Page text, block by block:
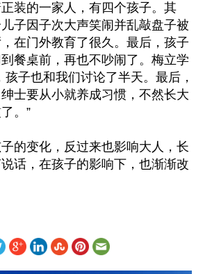
装的一家人，有四个孩子。其
子因子次大声笑闹并乱敲盘子被
在门外教育了很久。最后，孩子
餐桌前，再也不吵闹了。梅立学
孩子也和我们讨论了半天。最后，
士要从小就养成习惯，不然长大
。”
的变化，反过来也影响大人，长
话，在孩子的影响下，也渐渐改